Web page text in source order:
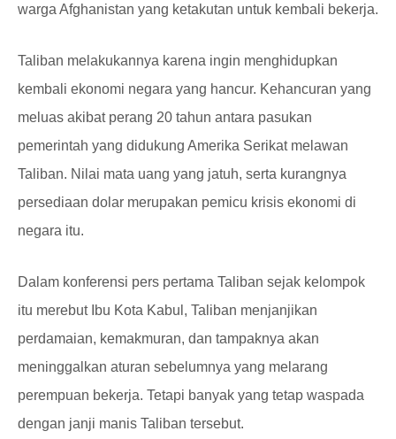
warga Afghanistan yang ketakutan untuk kembali bekerja.
Taliban melakukannya karena ingin menghidupkan
kembali ekonomi negara yang hancur. Kehancuran yang
meluas akibat perang 20 tahun antara pasukan
pemerintah yang didukung Amerika Serikat melawan
Taliban. Nilai mata uang yang jatuh, serta kurangnya
persediaan dolar merupakan pemicu krisis ekonomi di
negara itu.
Dalam konferensi pers pertama Taliban sejak kelompok
itu merebut Ibu Kota Kabul, Taliban menjanjikan
perdamaian, kemakmuran, dan tampaknya akan
meninggalkan aturan sebelumnya yang melarang
perempuan bekerja. Tetapi banyak yang tetap waspada
dengan janji manis Taliban tersebut.